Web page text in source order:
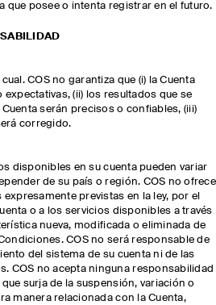
que posee o intenta registrar en el futuro.
COS no garantiza que (i) la Cuenta
(ii) los resultados que se
serán precisos o confiables, (iii)
corregido.
disponibles en su cuenta pueden variar
de su país o región. COS no ofrece
previstas en la ley, por el
o a los servicios disponibles a través
nueva, modificada o eliminada de
COS no será responsable de
del sistema de su cuenta ni de las
COS no acepta ninguna responsabilidad
surja de la suspensión, variación o
manera relacionada con la Cuenta,